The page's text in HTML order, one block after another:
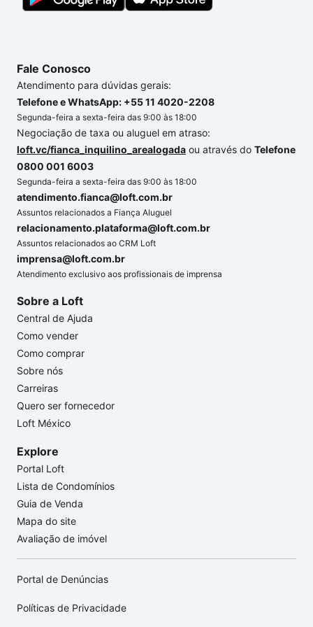
Fale Conosco
Atendimento para dúvidas gerais:
Telefone e WhatsApp: +55 11 4020-2208
Segunda-feira a sexta-feira das 9:00 às 18:00
Negociação de taxa ou aluguel em atraso:
loft.vc/fianca_inquilino_arealogada ou através do Telefone
0800 001 6003
Segunda-feira a sexta-feira das 9:00 às 18:00
atendimento.fianca@loft.com.br
Assuntos relacionados a Fiança Aluguel
relacionamento.plataforma@loft.com.br
Assuntos relacionados ao CRM Loft
imprensa@loft.com.br
Atendimento exclusivo aos profissionais de imprensa
Sobre a Loft
Central de Ajuda
Como vender
Como comprar
Sobre nós
Carreiras
Quero ser fornecedor
Loft México
Explore
Portal Loft
Lista de Condomínios
Guia de Venda
Mapa do site
Avaliação de imóvel
Portal de Denúncias
Políticas de Privacidade